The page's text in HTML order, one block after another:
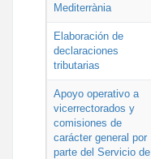
Mediterrània
Elaboración de
declaraciones
tributarias
Apoyo operativo a
vicerrectorados y
comisiones de
carácter general por
parte del Servicio de